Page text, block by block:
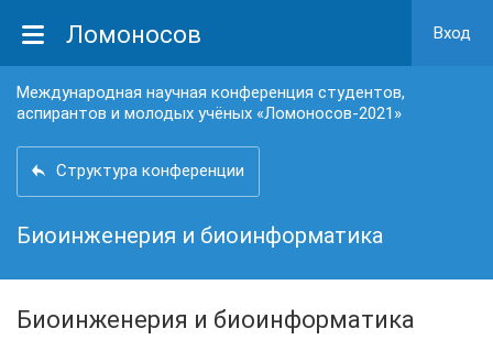
Ломоносов Вход
Международная научная конференция студентов,
аспирантов и молодых учёных «Ломоносов-2021»
Структура конференции
Биоинженерия и биоинформатика
Биоинженерия и биоинформатика